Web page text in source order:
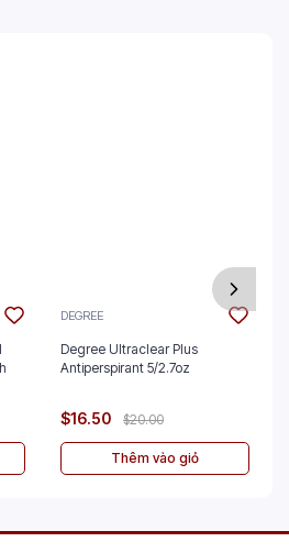
DEGREE
Degree Ultraclear Plus
Antiperspirant 5/2.7oz
$16.50 $20.00
Thêm vào giỏ